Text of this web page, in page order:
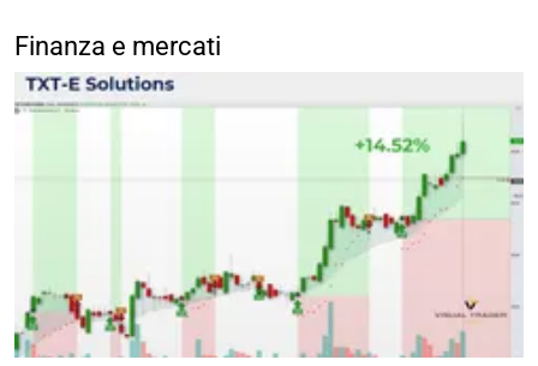
Finanza e mercati